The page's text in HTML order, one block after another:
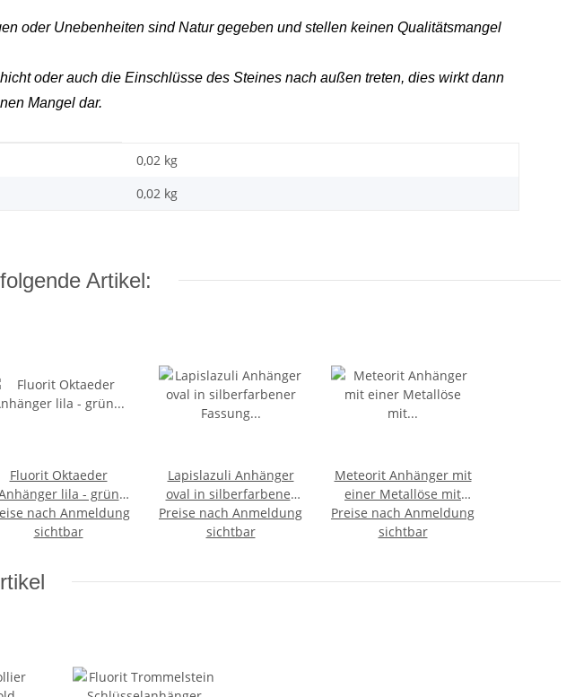
oder Unebenheiten sind Natur gegeben und stellen keinen Qualitätsmangel
oder auch die Einschlüsse des Steines nach außen treten, dies wirkt dann
Mangel dar.
0,02 kg
0,02 kg
Artikel:
Fluorit Oktaeder
lila - grün
geölt
ca. 10 - 15 mm mit
nach Anmeldung
sichtbar
Lapislazuli Anhänger
oval in silberfarbener
Fassung mit Öse ca. 20
- 30 mm
Preise nach Anmeldung
sichtbar
Meteorit Anhänger mit
einer Metallöse mit
Echtheitszertifikat ca.
20 -22 mm, ca. 8 - 10 g
Preise nach Anmeldung
sichtbar